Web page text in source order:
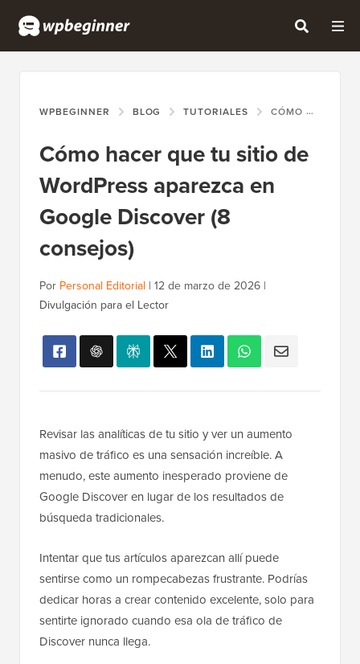
WPBEGINNER BLOG TUTORIALES CÓMO HACER QUE TU SITIO DE WORDPRESS APAREZCA EN GOOGLE DISCOVER (8 CONSEJOS)
Cómo hacer que tu sitio de
WordPress aparezca en
Google Discover (8
consejos)
Por Personal Editorial | 12 de marzo de 2026 |
Divulgación para el Lector
Revisar las analíticas de tu sitio y ver un aumento
masivo de tráfico es una sensación increíble. A
menudo, este aumento inesperado proviene de
Google Discover en lugar de los resultados de
búsqueda tradicionales.
Intentar que tus artículos aparezcan allí puede
sentirse como un rompecabezas frustrante. Podrías
dedicar horas a crear contenido excelente, solo para
sentirte ignorado cuando esa ola de tráfico de
Discover nunca llega.